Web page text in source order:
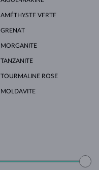
AMÉTHYSTE VERTE
GRENAT
MORGANITE
TANZANITE
TOURMALINE ROSE
MOLDAVITE